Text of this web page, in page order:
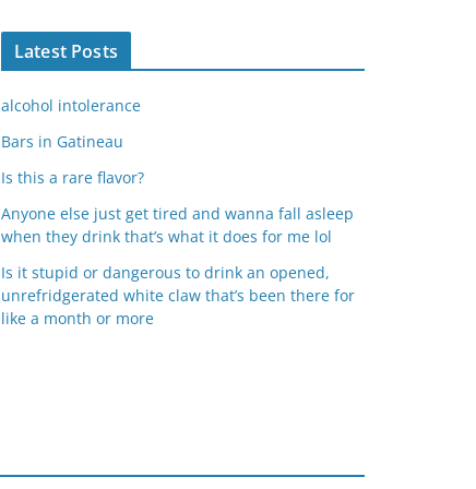
Latest Posts
alcohol intolerance
Bars in Gatineau
Is this a rare flavor?
Anyone else just get tired and wanna fall asleep
when they drink that’s what it does for me lol
Is it stupid or dangerous to drink an opened,
unrefridgerated white claw that’s been there for
like a month or more